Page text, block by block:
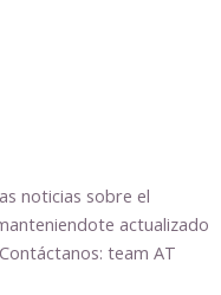
noticias sobre el
actualizado
team AT